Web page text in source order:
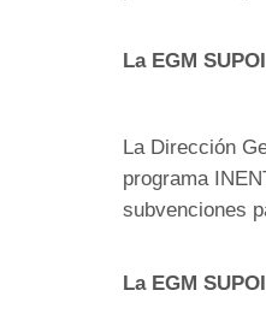
La EGM
La Dirección
programa
subvenciones
La EGM